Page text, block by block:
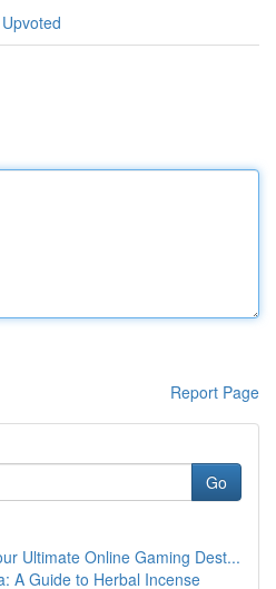
Report Page
Go
Ultimate Online Gaming Dest...
A Guide to Herbal Incense